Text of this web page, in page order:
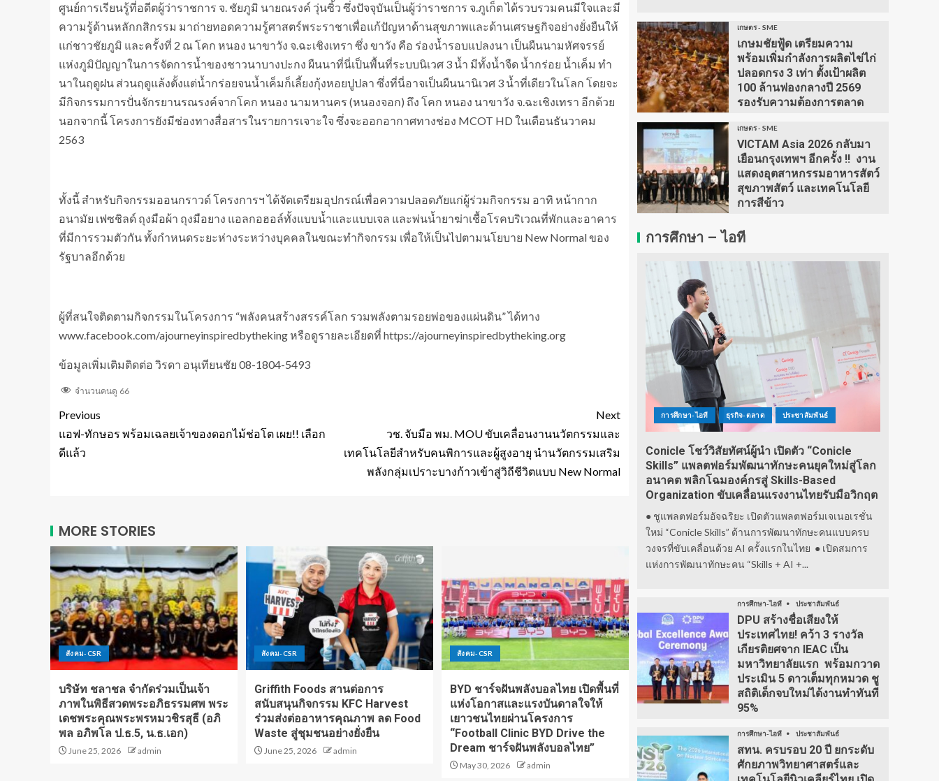
ศูนย์การเรียนรู้ที่อดีตผู้ว่าราชการ จ. ชัยภูมิ นายณรงค์ วุ่นซิ้ว ซึ่งปัจจุบันเป็นผู้ว่าราชการ จ.ภูเก็ต ได้รวบรวมคนมีใจและมี
ความรู้ด้านหลักกสิกรรม มาถ่ายทอดความรู้ศาสตร์พระราชาเพื่อแก้ปัญหาด้านสุขภาพและด้านเศรษฐกิจอย่างยั่งยืนให้
แก่ชาวชัยภูมิ และครั้งที่ 2 ณ โคก หนอง นาขาวัง จ.ฉะเชิงเทรา ซึ่ง ขาวัง คือ ร่องน้ำรอบแปลงนา เป็นผืนนามหัศจรรย์
แห่งภูมิปัญญาในการจัดการน้ำของชาวนาบางปะกง ผืนนาที่นี่เป็นพื้นที่ระบบนิเวศ 3 น้ำ มีทั้งน้ำจืด น้ำกร่อย น้ำเค็ม ทำ
นาในฤดูฝน ส่วนฤดูแล้งตั้งแต่น้ำกร่อยจนน้ำเค็มก็เลี้ยงกุ้งหอยปูปลา ซึ่งที่นี่อาจเป็นผืนนานิเวศ 3 น้ำที่เดียวในโลก โดยจะ
มีกิจกรรมการปั่นจักรยานรณรงค์จากโคก หนอง นามหานคร (หนองจอก) ถึง โคก หนอง นาขาวัง จ.ฉะเชิงเทรา อีกด้วย
นอกจากนี้ โครงการยังมีช่องทางสื่อสารในรายการเจาะใจ ซึ่งจะออกอากาศทางช่อง MCOT HD ในเดือนธันวาคม
2563
ทั้งนี้ สำหรับกิจกรรมออนกราวด์ โครงการฯ ได้จัดเตรียมอุปกรณ์เพื่อความปลอดภัยแก่ผู้ร่วมกิจกรรม อาทิ หน้ากาก
อนามัย เฟซชิลด์ ถุงมือผ้า ถุงมือยาง แอลกอฮอล์ทั้งแบบน้ำและแบบเจล และพ่นน้ำยาฆ่าเชื้อโรคบริเวณที่พักและอาคาร
ที่มีการรวมตัวกัน ทั้งกำหนดระยะห่างระหว่างบุคคลในขณะทำกิจกรรม เพื่อให้เป็นไปตามนโยบาย New Normal ของ
รัฐบาลอีกด้วย
ผู้ที่สนใจติดตามกิจกรรมในโครงการ “พลังคนสร้างสรรค์โลก รวมพลังตามรอยพ่อของแผ่นดิน” ได้ทาง
www.facebook.com/ajourneyinspiredbytheking หรือดูรายละเอียดที่ https://ajourneyinspiredbytheking.org
ข้อมูลเพิ่มเติมติดต่อ วิรดา อนุเทียนชัย 08-1804-5493
จำนวนคนดู 66
Previous
แอฟ-ทักษอร พร้อมเฉลยเจ้าของดอกไม้ช่อโต เผย!! เลือก
ดีแล้ว
Next
วช. จับมือ พม. MOU ขับเคลื่อนงานนวัตกรรมและ
เทคโนโลยีสำหรับคนพิการและผู้สูงอายุ นำนวัตกรรมเสริม
พลังกลุ่มเปราะบางก้าวเข้าสู่วิถีชีวิตแบบ New Normal
MORE STORIES
สังคม-CSR
บริษัท ชลาชล จำกัดร่วมเป็นเจ้า
ภาพในพิธีสวดพระอภิธรรมศพ พระ
เดชพระคุณพระพรหมวชิรสุธี (อภิ
พล อภิพโล ป.ธ.5, น.ธ.เอก)
June 25, 2026 admin
สังคม-CSR
Griffith Foods สานต่อการ
สนับสนุนกิจกรรม KFC Harvest
ร่วมส่งต่ออาหารคุณภาพ ลด Food
Waste สู่ชุมชนอย่างยั่งยืน
June 25, 2026 admin
สังคม-CSR
BYD ชาร์จฝันพลังบอลไทย เปิดพื้นที่
แห่งโอกาสและแรงบันดาลใจให้
เยาวชนไทยผ่านโครงการ
“Football Clinic BYD Drive the
Dream ชาร์จฝันพลังบอลไทย”
May 30, 2026 admin
เกษตร - SME
เกษมชัยฟู้ด เตรียมความ
พร้อมเพิ่มกำลังการผลิตไข่ไก่
ปลอดกรง 3 เท่า ตั้งเป้าผลิต
100 ล้านฟองกลางปี 2569
รองรับความต้องการตลาด
เกษตร - SME
VICTAM Asia 2026 กลับมา
เยือนกรุงเทพฯ อีกครั้ง !! งาน
แสดงอุตสาหกรรมอาหารสัตว์
สุขภาพสัตว์ และเทคโนโลยี
การสีข้าว
การศึกษา – ไอที
การศึกษา-ไอที ธุรกิจ-ตลาด ประชาสัมพันธ์
Conicle โชว์วิสัยทัศน์ผู้นำ เปิดตัว “Conicle
Skills” แพลตฟอร์มพัฒนาทักษะคนยุคใหม่สู่โลก
อนาคต พลิกโฉมองค์กรสู่ Skills-Based
Organization ขับเคลื่อนแรงงานไทยรับมือวิกฤต
● ชูแพลตฟอร์มอัจฉริยะ เปิดตัวแพลตฟอร์มเจเนอเรชั่น
ใหม่ “Conicle Skills” ด้านการพัฒนาทักษะคนแบบครบ
วงจรที่ขับเคลื่อนด้วย AI ครั้งแรกในไทย ● เปิดสมการ
แห่งการพัฒนาทักษะคน “Skills + AI +...
การศึกษา-ไอที ประชาสัมพันธ์
DPU สร้างชื่อเสียงให้
ประเทศไทย! คว้า 3 รางวัล
เกียรติยศจาก IEAC เป็น
มหาวิทยาลัยแรก พร้อมกวาด
ประเมิน 5 ดาวเต็มทุกหมวด ชู
สถิติเด็กจบใหม่ได้งานทำทันที
95%
การศึกษา-ไอที ประชาสัมพันธ์
สทน. ครบรอบ 20 ปี ยกระดับ
ศักยภาพวิทยาศาสตร์และ